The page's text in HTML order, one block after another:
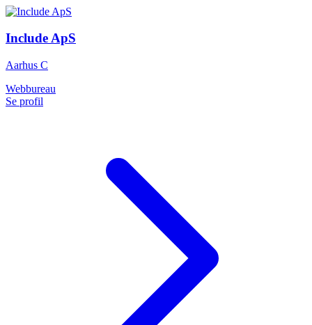
Include ApS
Aarhus C
Webbureau
Se profil